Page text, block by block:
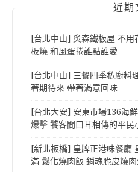
近期
[台北中山] 炙森鐵板屋 不
板燒 和風蛋捲誰點誰愛
[台北中山] 三餐四季私廚料
著期待來 帶著滿意回味
[台北大安] 安東市場136海
爆擊 饕客間口耳相傳的平民
[新北板橋] 皇牌正港味餐廳
滿 鬆化燒肉飯 銷魂脆皮燒